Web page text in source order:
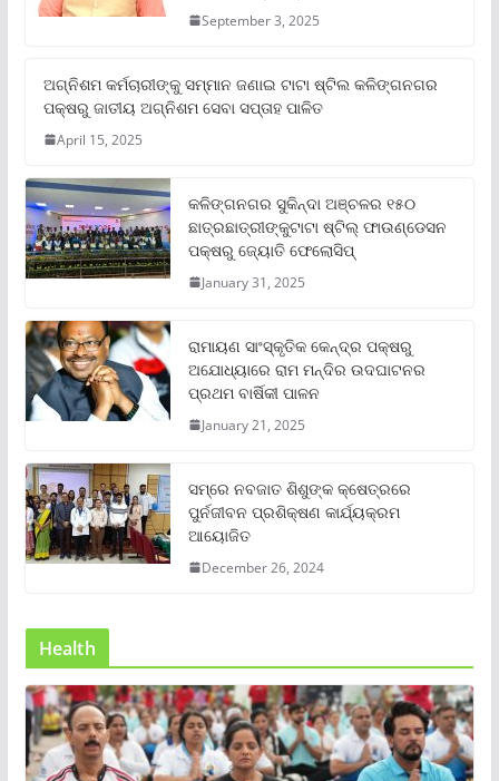
September 3, 2025
ଅଗ୍ନିଶମ କର୍ମଚାରୀଙ୍କୁ ସମ୍ମାନ ଜଣାଇ ଟାଟା ଷ୍ଟିଲ କଳିଙ୍ଗନଗର
ପକ୍ଷରୁ ଜାତୀୟ ଅଗ୍ନିଶମ ସେବା ସପ୍ତାହ ପାଳିତ
April 15, 2025
କଳିଙ୍ଗନଗର ସୁକିନ୍ଦା ଅଞ୍ଚଳର ୧୫୦
ଛାତ୍ରଛାତ୍ରୀଙ୍କୁଟାଟା ଷ୍ଟିଲ୍ ଫାଉଣ୍ଡେସନ
ପକ୍ଷରୁ ଜ୍ୟୋତି ଫେଲୋସିପ୍‌
January 31, 2025
ରାମାୟଣ ସାଂସ୍କୃତିକ କେନ୍ଦ୍ର ପକ୍ଷରୁ
ଅଯୋଧ୍ୟାରେ ରାମ ମନ୍ଦିର ଉଦଘାଟନର
ପ୍ରଥମ ବାର୍ଷିକୀ ପାଳନ
January 21, 2025
ସମ୍‌ରେ ନବଜାତ ଶିଶୁଙ୍କ କ୍ଷେତ୍ରରେ
ପୁର୍ନଜୀବନ ପ୍ରଶିକ୍ଷଣ କାର୍ଯ୍ୟକ୍ରମ
ଆୟୋଜିତ
December 26, 2024
Health